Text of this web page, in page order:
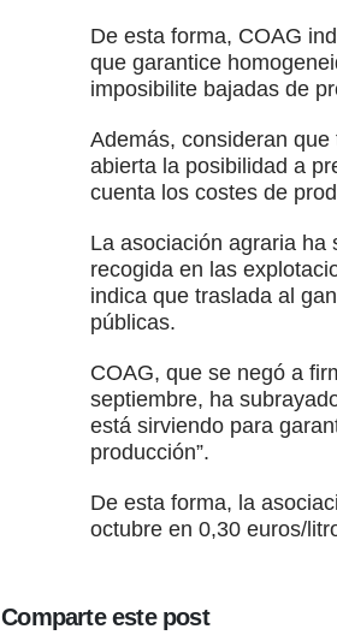
De esta forma, COAG
que garantice
imposibilite bajadas de
Además, consideran
abierta la posibilidad a
cuenta los costes de
La asociación agraria ha
recogida en las
indica que traslada al
públicas.
COAG, que se negó a
septiembre, ha
está sirviendo para
producción”.
De esta forma, la
octubre en 0,30 euros/
Comparte este post